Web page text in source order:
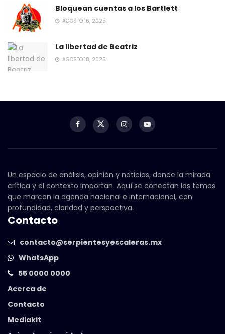
Bloquean cuentas a los Bartlett
AGOSTO 16, 2025
La libertad de Beatriz
AGOSTO 18, 2025
Un espacio de análisis, opinión y noticias, donde la mirada
crítica y el contexto importan. Aquí se conectan los temas
que marcan la agenda nacional e internacional, con
profundidad, claridad y perspectiva.
Contacto
contacto@serpientesyescaleras.mx
WhatsApp
55 0000 0000
Acerca de
Contacto
Mediakit